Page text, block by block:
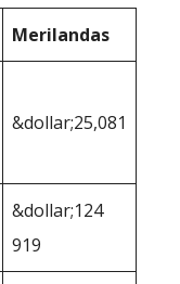
Merilandas
&dollar;25,081
&dollar;124
919